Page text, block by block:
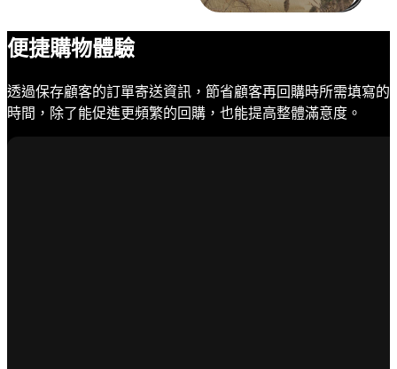
便捷購物體驗
透過保存顧客的訂單寄送資訊，節省顧客再回購時所需填寫的
時間，除了能促進更頻繁的回購，也能提高整體滿意度。